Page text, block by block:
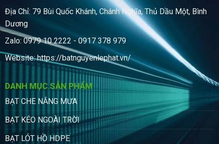
Địa Chỉ: 79 Bùi Quốc Khánh, Chánh Nghĩa, Thủ Dầu Một, Bình
Dương
Zalo: 0979 10 2222 - 0917 378 979
Website:https://batnguyenlephat.vn/
DANH MỤC SẢN PHẨM
BẠT CHE NẮNG MƯA
BẠT KÉO NGOÀI TRỜI
BẠT LÓT HỒ HDPE